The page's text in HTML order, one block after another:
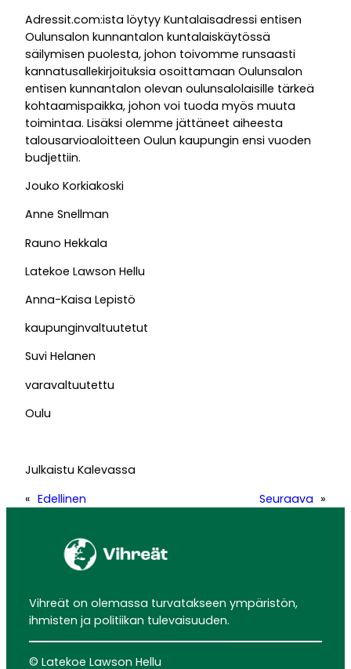
Adressit.com:ista löytyy Kuntalaisadressi entisen
Oulunsalon kunnantalon kuntalaiskäytössä
säilymisen puolesta, johon toivomme runsaasti
kannatusallekirjoituksia osoittamaan Oulunsalon
entisen kunnantalon olevan oulunsalolaisille tärkeä
kohtaamispaikka, johon voi tuoda myös muuta
toimintaa. Lisäksi olemme jättäneet aiheesta
talousarvioaloitteen Oulun kaupungin ensi vuoden
budjettiin.
Jouko Korkiakoski
Anne Snellman
Rauno Hekkala
Latekoe Lawson Hellu
Anna-Kaisa Lepistö
kaupunginvaltuutetut
Suvi Helanen
varavaltuutettu
Oulu
Julkaistu Kalevassa
« Edellinen Seuraava »
Vihreät on olemassa turvatakseen ympäristön,
ihmisten ja politiikan tulevaisuuden.
© Latekoe Lawson Hellu